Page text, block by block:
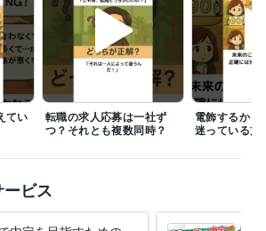
ディング 経験年数 : 1年
数 : 1年
業企画・事業開発 経験年数 : 3年
: 3年
年数 : 3年
年4月 ~ 2021年12月
~ 現在
てい
転職の求人応募は一社ず
つ？それとも複数同時？
電飾するかど
迷っている方
ビス